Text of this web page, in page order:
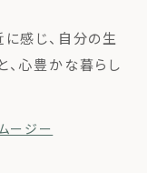
感じ、自分の生
心豊かな暮らし
ージー